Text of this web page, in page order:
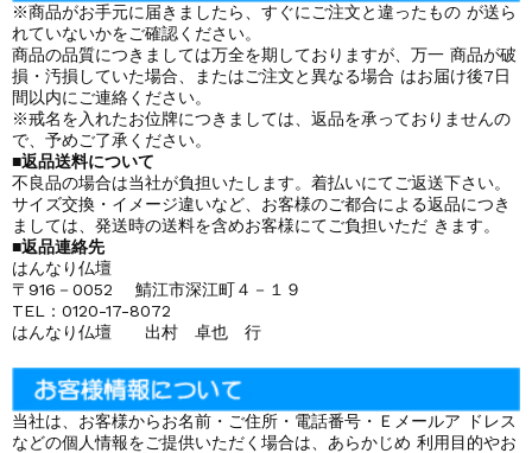
※商品がお手元に届きましたら、すぐにご注文と違ったもの が送ら
れていないかをご確認ください。
商品の品質につきましては万全を期しておりますが、万一 商品が破
損・汚損していた場合、またはご注文と異なる場合 はお届け後7日
間以内にご連絡ください。
※戒名を入れたお位牌につきましては、返品を承っておりませんの
で、予めご了承ください。
■返品送料について
不良品の場合は当社が負担いたします。着払いにてご返送下さい。
サイズ交換・イメージ違いなど、お客様のご都合による返品につき
ましては、発送時の送料を含めお客様にてご負担いただ きます。
■返品連絡先
はんなり仏壇
〒916－0052 鯖江市深江町４－１９
TEL：0120-17-8072
はんなり仏壇 出村 卓也 行
当社は、お客様からお名前・ご住所・電話番号・Ｅメールア ドレス
などの個人情報をご提供いただく場合は、あらかじめ 利用目的やお